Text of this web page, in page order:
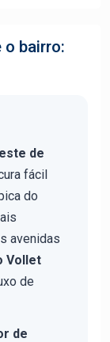
o bairro:
de
fácil
do
avenidas
Vollet
de
de